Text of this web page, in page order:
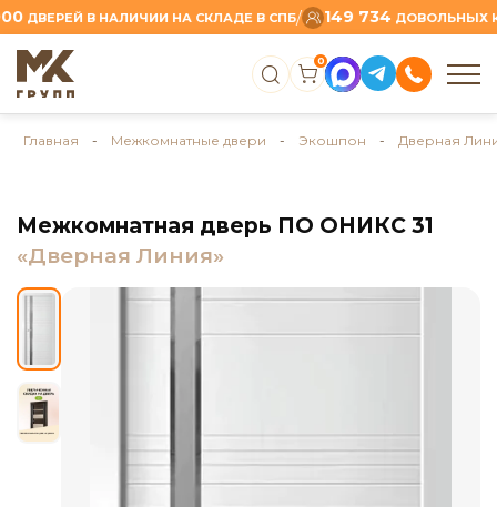
В НАЛИЧИИ НА СКЛАДЕ В СПБ/ 149 734 ДОВОЛЬНЫХ
0
Главная - Межкомнатные двери - Экошпон - Дверная
Межкомнатная дверь ПО ОНИКС 31
«Дверная Линия»